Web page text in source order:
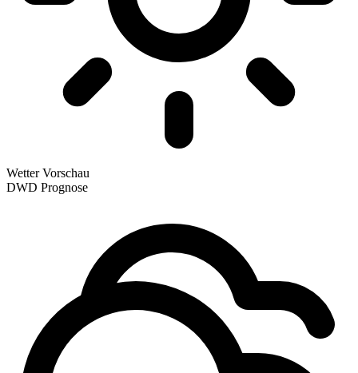
Wetter Vorschau
DWD Prognose